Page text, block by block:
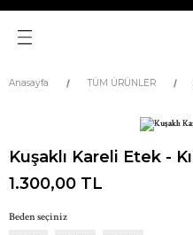
Anasayfa TÜM ÜRÜNLER
Kuşaklı Kareli Etek -
1.300,00 TL
Beden seçiniz